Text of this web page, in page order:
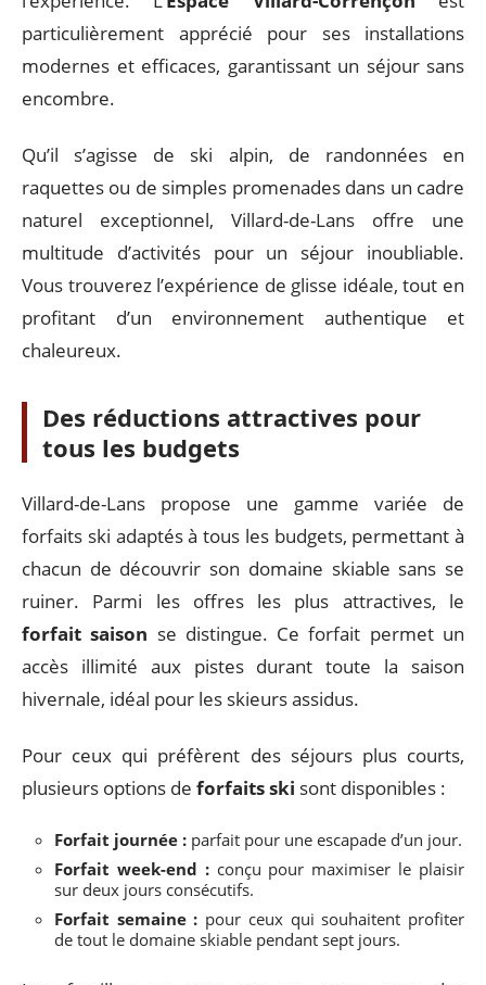
particulièrement apprécié pour ses installations
modernes et efficaces, garantissant un séjour sans
encombre.
Qu’il s’agisse de ski alpin, de randonnées en
raquettes ou de simples promenades dans un cadre
naturel exceptionnel, Villard-de-Lans offre une
multitude d’activités pour un séjour inoubliable.
Vous trouverez l’expérience de glisse idéale, tout en
profitant d’un environnement authentique et
chaleureux.
Des réductions attractives pour
tous les budgets
Villard-de-Lans propose une gamme variée de
forfaits ski adaptés à tous les budgets, permettant à
chacun de découvrir son domaine skiable sans se
ruiner. Parmi les offres les plus attractives, le
forfait saison se distingue. Ce forfait permet un
accès illimité aux pistes durant toute la saison
hivernale, idéal pour les skieurs assidus.
Pour ceux qui préfèrent des séjours plus courts,
plusieurs options de forfaits ski sont disponibles :
Forfait journée : parfait pour une escapade d’un jour.
Forfait week-end :conçu pour maximiser le plaisir
sur deux jours consécutifs.
Forfait semaine : pour ceux qui souhaitent profiter
de tout le domaine skiable pendant sept jours.